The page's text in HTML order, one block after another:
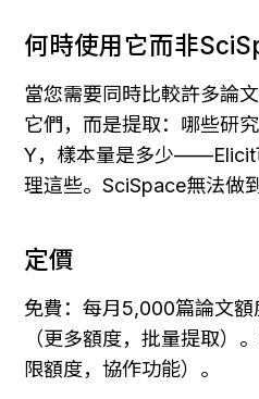
何時使用它而非
當您需要同時比較許多論
它們，而是提取：哪些研
Y，樣本量是多少——Elicit
理這些。SciSpace無法做到
定價
免費：每月5,000篇論文
（更多額度，批量提取）
限額度，協作功能）。